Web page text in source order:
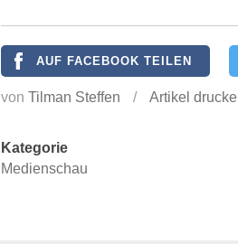
AUF FACEBOOK TEILEN
von Tilman Steffen / Artikel
Kategorie
Medienschau